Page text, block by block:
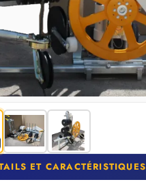
ET CARACTÉRISTIQUES